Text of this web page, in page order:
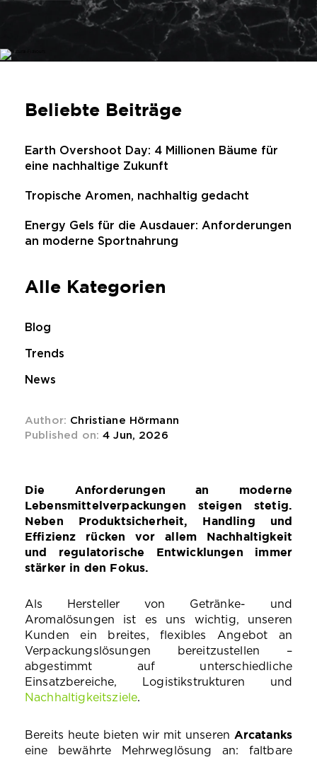
Beliebte Beiträge
Earth Overshoot Day: 4 Millionen Bäume für
eine nachhaltige Zukunft
Tropische Aromen, nachhaltig gedacht
Energy Gels für die Ausdauer: Anforderungen
an moderne Sportnahrung
Alle Kategorien
Blog
Trends
News
Author: Christiane Hörmann
Published on:4 Jun, 2026
Die Anforderungen an moderne
Lebensmittelverpackungen steigen stetig.
Neben Produktsicherheit, Handling und
Effizienz rücken vor allem Nachhaltigkeit
und regulatorische Entwicklungen immer
stärker in den Fokus.
Als Hersteller von Getränke- und
Aromalösungen ist es uns wichtig, unseren
Kunden ein breites, flexibles Angebot an
Verpackungslösungen bereitzustellen –
abgestimmt auf unterschiedliche
Einsatzbereiche, Logistikstrukturen und
Nachhaltigkeitsziele.
Bereits heute bieten wir mit unseren Arcatanks
eine bewährte Mehrweglösung an: faltbare